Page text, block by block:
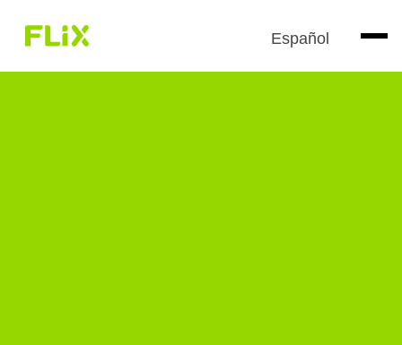
Español